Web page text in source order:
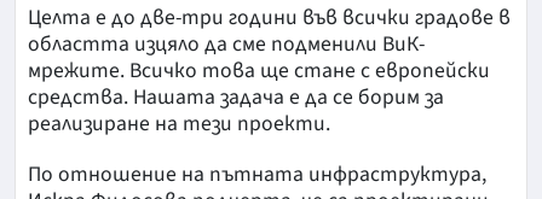
Целта е до две-три години във всички градове в
областта изцяло да сме подменили ВиК-
мрежите. Всичко това ще стане с европейски
средства. Нашата задача е да се борим за
реализиране на тези проекти.
По отношение на пътната инфраструктура,